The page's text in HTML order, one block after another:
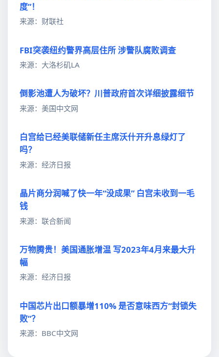
度”！
来源：财联社
FBI突袭纽约警界高层住所 涉警队腐败调查
来源：大洛杉矶LA
倒影池遭人为破坏？川普政府首次详细披露细节
来源：美国中文网
白宫给已经美联储新任主席沃什开升息绿灯了
吗？
来源：经济日报
晶片商分润喊了快一年“没成果” 白宫未收到一毛
钱
来源：联合新闻
万物腾贵！美国通胀增温 写2023年4月来最大升
幅
来源：经济日报
中国芯片出口额暴增110% 是否意味西方“封锁失
败”？
来源：BBC中文网